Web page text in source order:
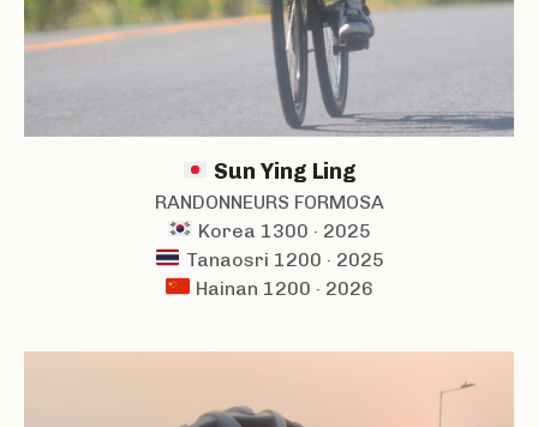
Sun Ying Ling
RANDONNEURS FORMOSA
Korea 1300 · 2025
Tanaosri 1200 · 2025
Hainan 1200 · 2026